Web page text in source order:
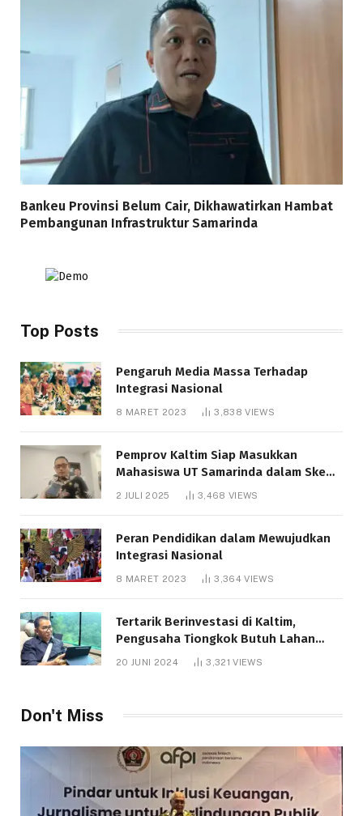
Bankeu Provinsi Belum Cair, Dikhawatirkan Hambat
Pembangunan Infrastruktur Samarinda
Top Posts
Pengaruh Media Massa Terhadap
Integrasi Nasional
8 MARET 2023 3,838VIEWS
Pemprov Kaltim Siap Masukkan
Mahasiswa UT Samarinda dalam Skema
Bantuan Pendidikan Gratispol
2 JULI 2025 3,468 VIEWS
Peran Pendidikan dalam Mewujudkan
Integrasi Nasional
8 MARET 2023 3,364VIEWS
Tertarik Berinvestasi di Kaltim,
Pengusaha Tiongkok Butuh Lahan
20 JUNI 2024 3,321VIEWS
Don't Miss